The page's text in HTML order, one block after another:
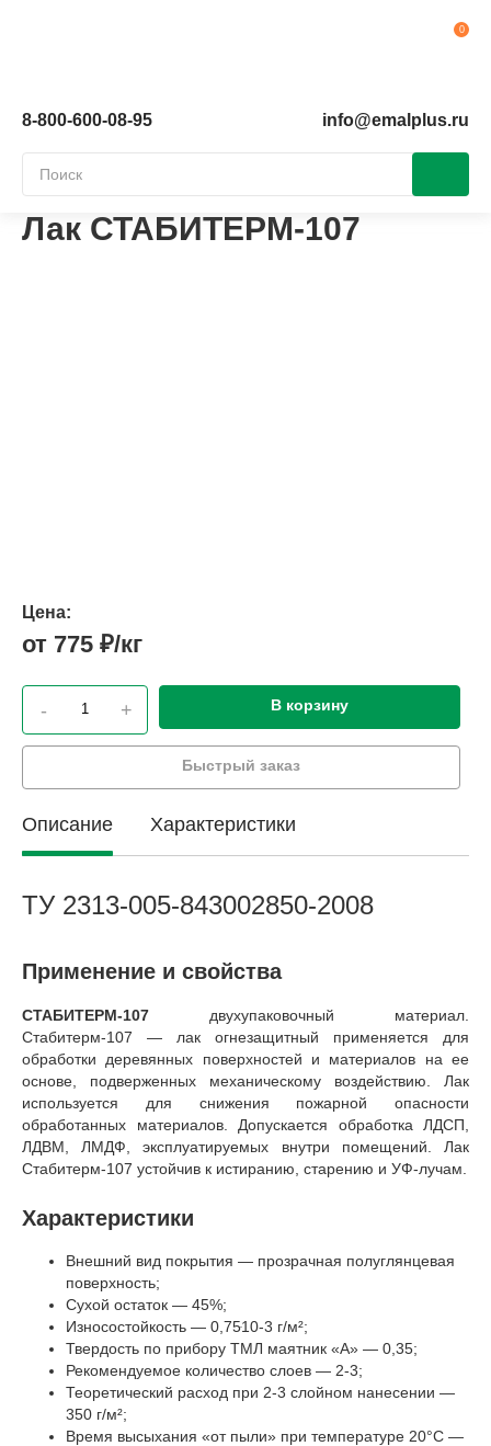
8-800-600-08-95 info@emalplus.ru
Лак СТАБИТЕРМ-107
Цена:
от 775 ₽/кг
- + В корзину
Быстрый заказ
Описание Характеристики
ТУ 2313-005-843002850-2008
Применение и свойства
СТАБИТЕРМ-107 двухупаковочный материал.
Стабитерм-107 — лак огнезащитный применяется для
обработки деревянных поверхностей и материалов на ее
основе, подверженных механическому воздействию. Лак
используется для снижения пожарной опасности
обработанных материалов. Допускается обработка ЛДСП,
ЛДВМ, ЛМДФ, эксплуатируемых внутри помещений. Лак
Стабитерм-107 устойчив к истиранию, старению и УФ-лучам.
Характеристики
Внешний вид покрытия — прозрачная полуглянцевая
поверхность;
Сухой остаток — 45%;
Износостойкость — 0,75ּ10-3 г/м²;
Твердость по прибору ТМЛ маятник «А» — 0,35;
Рекомендуемое количество слоев — 2-3;
Теоретический расход при 2-3 слойном нанесении —
350 г/м²;
Время высыхания «от пыли» при температуре 20°C —